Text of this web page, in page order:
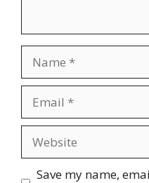
Save my name,